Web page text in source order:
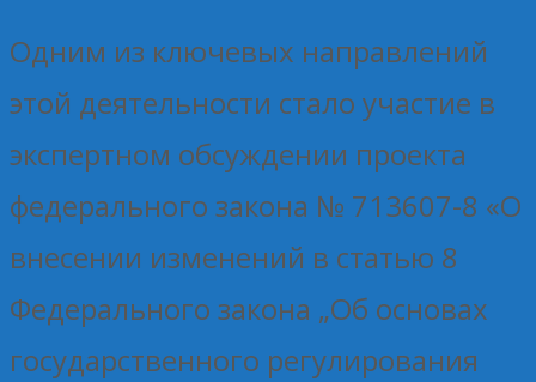
Одним из ключевых направлений
этой деятельности стало участие в
экспертном обсуждении проекта
федерального закона № 713607-8 «О
внесении изменений в статью 8
Федерального закона „Об основах
государственного регулирования